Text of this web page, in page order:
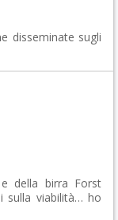
disseminate sugli
della birra Forst
sulla viabilità… ho